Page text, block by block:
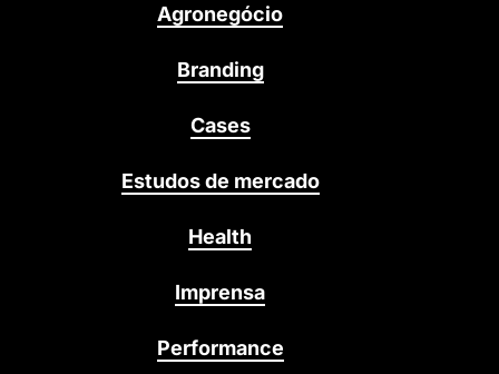
Agronegócio
Branding
Cases
Estudos de mercado
Health
Imprensa
Performance